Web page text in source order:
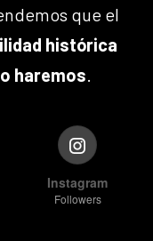
que el
histórica
haremos.
Instagram
Followers